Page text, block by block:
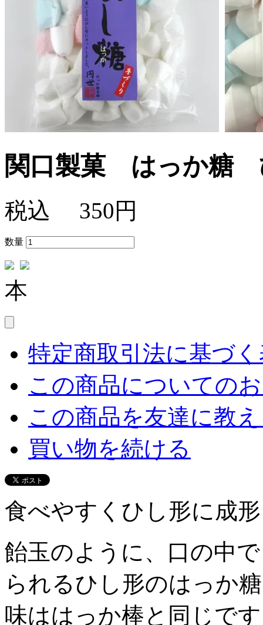
関口製菓 はっか糖
税込 350円
数量
本
特定商取引法に基づ
この商品についての
この商品を友達に教
買い物を続ける
食べやすくひし形に成
飴玉のように、口の中
られるひし形のはっか
味ははっか棒と同じで